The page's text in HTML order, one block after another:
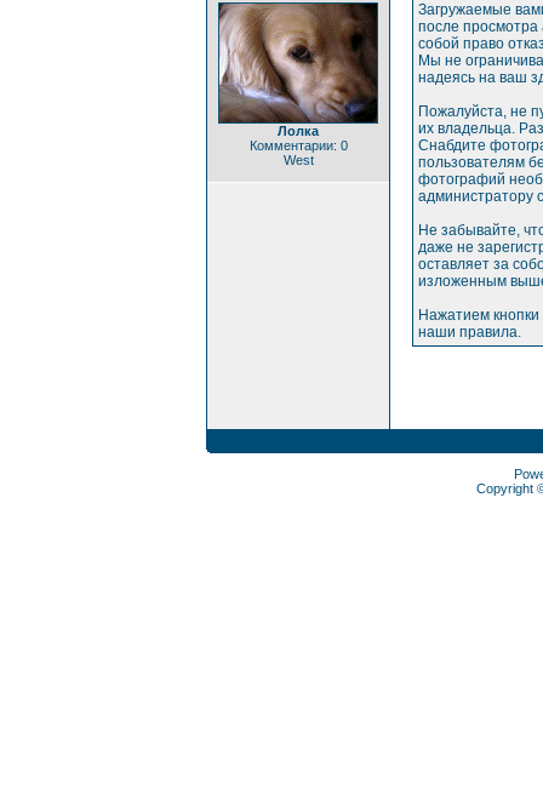
Лолка
Комментарии: 0
West
Загружаемые
после просмотра
собой право
Мы не
надеясь на ваш
Пожалуйста, не
их владельца.
Снабдите
пользователям
фотографий
администратору
Не забывайте,
даже не
оставляет за
изложенным
Нажатием
наши правила.
Copyright